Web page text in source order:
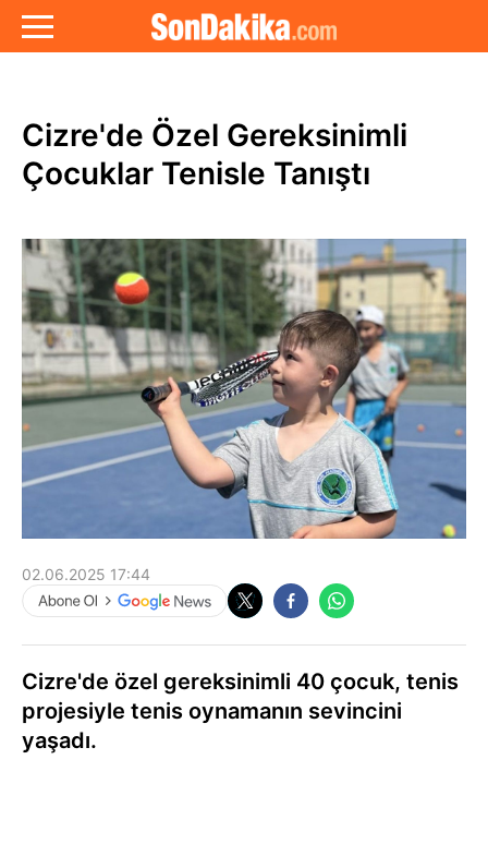
Cizre'de Özel Gereksinimli
Çocuklar Tenisle Tanıştı
02.06.2025 17:44
Cizre'de özel gereksinimli 40 çocuk, tenis
projesiyle tenis oynamanın sevincini
yaşadı.